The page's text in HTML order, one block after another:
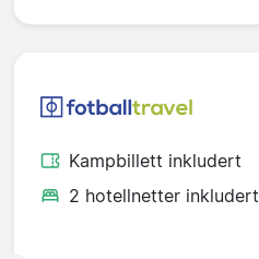
Kampbillett inkludert
2 hotellnetter inkludert